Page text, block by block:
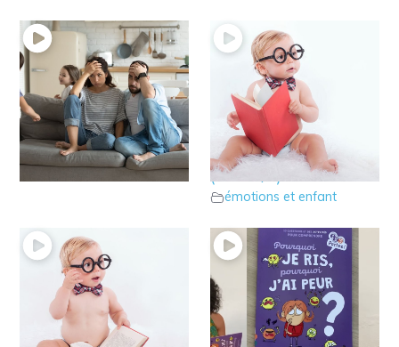
4 – le stress parental
émotions et enfant
3 – le développement
du cerveau de l’enfant
(Part 2/2)
émotions et enfant
2 – Le développement
1 – Présentation de